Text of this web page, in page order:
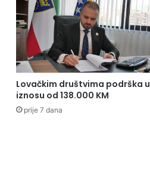
Lovačkim društvima podrška u
iznosu od 138.000 KM
prije 7 dana